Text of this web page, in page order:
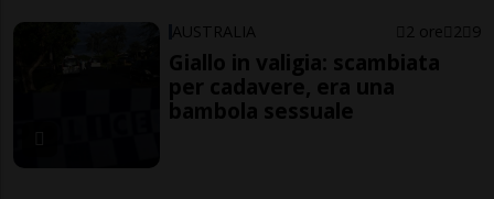
AUSTRALIA 2 ore 2 9
Giallo in valigia: scambiata
per cadavere, era una
bambola sessuale